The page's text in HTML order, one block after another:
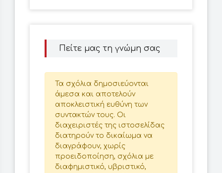
Πείτε μας τη γνώμη σας
Τα σχόλια δημοσιεύονται
άμεσα και αποτελούν
αποκλειστική ευθύνη των
συντακτών τους. Οι
διαχειριστές της ιστοσελίδας
διατηρούν το δικαίωμα να
διαγράφουν, χωρίς
προειδοποίηση, σχόλια με
διαφημιστικό, υβριστικό,